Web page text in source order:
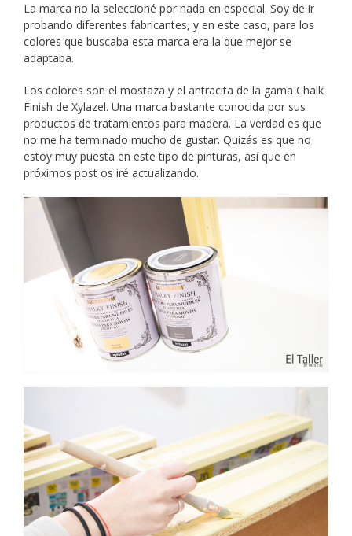
La marca no la seleccioné por nada en especial. Soy de ir
probando diferentes fabricantes, y en este caso, para los
colores que buscaba esta marca era la que mejor se
adaptaba.
Los colores son el mostaza y el antracita de la gama Chalk
Finish de Xylazel. Una marca bastante conocida por sus
productos de tratamientos para madera. La verdad es que
no me ha terminado mucho de gustar. Quizás es que no
estoy muy puesta en este tipo de pinturas, así que en
próximos post os iré actualizando.